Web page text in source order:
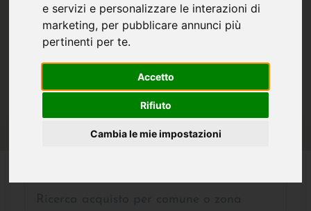
e servizi e personalizzare le interazioni di
marketing, per pubblicare annunci più
pertinenti per te.
Accetto
Rifiuto
Cambia le mie impostazioni